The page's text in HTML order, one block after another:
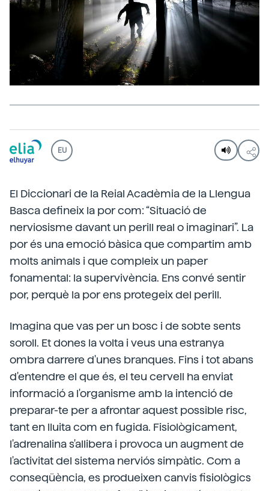
EU
El Diccionari de la Reial Acadèmia de la Llengua
Basca defineix la por com: “Situació de
nerviosisme davant un perill real o imaginari”. La
por és una emoció bàsica que compartim amb
molts animals i que compleix un paper
fonamental: la supervivència. Ens convé sentir
por, perquè la por ens protegeix del perill.
Imagina que vas per un bosc i de sobte sents
soroll. Et dones la volta i veus una estranya
ombra darrere d'unes branques. Fins i tot abans
d'entendre el que és, el teu cervell ha enviat
informació a l'organisme amb la intenció de
preparar-te per a afrontar aquest possible risc,
tant en lluita com en fugida. Fisiològicament,
l'adrenalina s'allibera i provoca un augment de
l'activitat del sistema nerviós simpàtic. Com a
conseqüència, es produeixen canvis fisiològics